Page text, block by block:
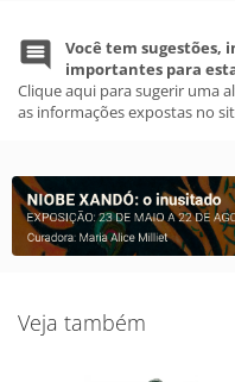
Você tem sugestões,
importantes para
Clique aqui para sugerir uma
as informações expostas no
Veja também